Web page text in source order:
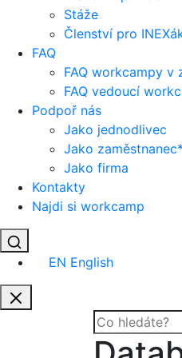
Stáže
Členství pro
FAQ
FAQ workcampy v
FAQ vedoucí
Podpoř nás
Jako jednodlivec
Jako
Jako firma
Kontakty
Najdi si workcamp
EN English